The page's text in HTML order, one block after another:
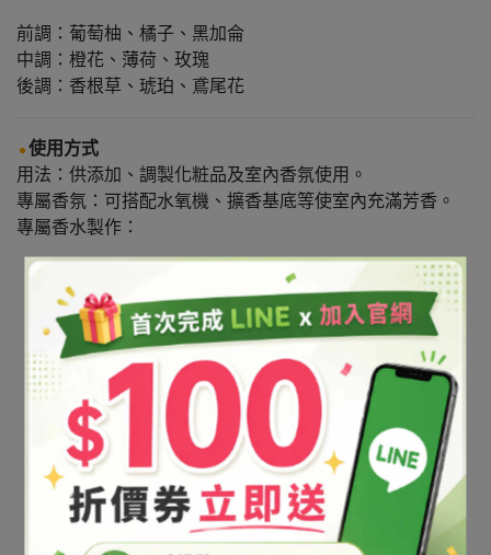
前調：葡萄柚、橘子、黑加侖
中調：橙花、薄荷、玫瑰
後調：香根草、琥珀、鳶尾花
使用方式
用法：供添加、調製化粧品及室內香氛使用。
專屬香氛：可搭配水氧機、擴香基底等使室內充滿芳香。
專屬香水製作：